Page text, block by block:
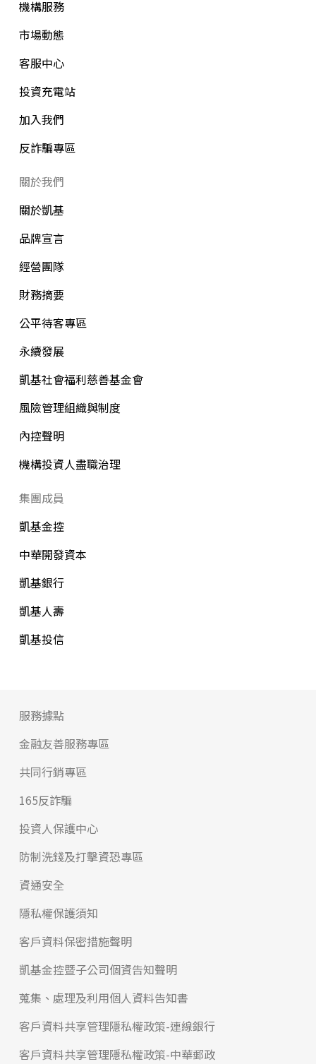
機構服務
市場動態
客服中心
投資充電站
加入我們
反詐騙專區
關於我們
關於凱基
品牌宣言
經營團隊
財務摘要
公平待客專區
永續發展
凱基社會福利慈善基金會
風險管理組織與制度
內控聲明
機構投資人盡職治理
集團成員
凱基金控
中華開發資本
凱基銀行
凱基人壽
凱基投信
服務據點
金融友善服務專區
共同行銷專區
165反詐騙
投資人保護中心
防制洗錢及打擊資恐專區
資通安全
隱私權保護須知
客戶資料保密措施聲明
凱基金控暨子公司個資告知聲明
蒐集、處理及利用個人資料告知書
客戶資料共享管理隱私權政策-連線銀行
客戶資料共享管理隱私權政策-中華郵政